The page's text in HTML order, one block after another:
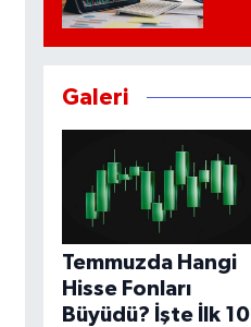
Galeri
Temmuzda Hangi
Hisse Fonları
Büyüdü? İşte İlk 10